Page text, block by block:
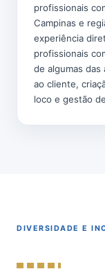
profissionais
Campinas e
experiência
profissionais
de algumas
ao cliente,
loco e gestão
DIVERSIDADE E